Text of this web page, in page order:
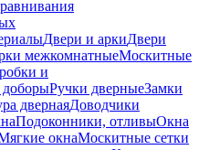
Двери и аркиДвери
межкомнатныеМоскитные
и
Ручки дверныеЗамки
двернаяДоводчики
Подоконники, отливыОкна
окнаМоскитные сетки